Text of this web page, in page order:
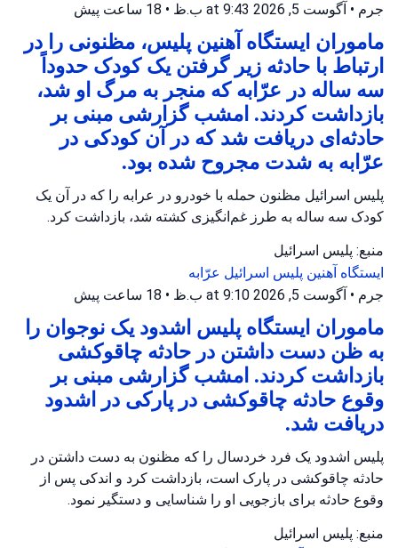
جرم • آگوست 5, 2026 at 9:43 ب.ظ • 18 ساعت پیش
ماموران ایستگاه آهنین پلیس، مظنونی را در
ارتباط با حادثه زیر گرفتن یک کودک حدوداً
سه ساله در عرّابه که منجر به مرگ او شد،
بازداشت کردند. امشب گزارشی مبنی بر
حادثه‌ای دریافت شد که در آن کودکی در
عرّابه به شدت مجروح شده بود.
پلیس اسرائیل مظنون حمله با خودرو در عرابه را که در آن یک
کودک سه ساله به طرز غم‌انگیزی کشته شد، بازداشت کرد.
منبع: پلیس اسرائیل
ایستگاه آهنین پلیس اسرائیل عرّابه
جرم • آگوست 5, 2026 at 9:10 ب.ظ • 18 ساعت پیش
ماموران ایستگاه پلیس اشدود یک نوجوان را
به ظن دست داشتن در حادثه چاقوکشی
بازداشت کردند. امشب گزارشی مبنی بر
وقوع حادثه چاقوکشی در پارکی در اشدود
دریافت شد.
پلیس اشدود یک فرد خردسال را که مظنون به دست داشتن در
حادثه چاقوکشی در پارک است، بازداشت کرد و اندکی پس از
وقوع حادثه برای بازجویی او را شناسایی و دستگیر نمود.
منبع: پلیس اسرائیل